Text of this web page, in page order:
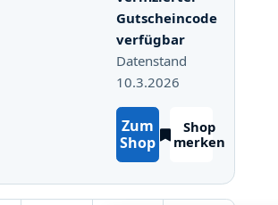
Gutscheincode
verfügbar
Datenstand
10.3.2026
Zum
Shop
Shop
merken